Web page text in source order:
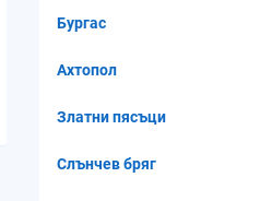
Бургас
Ахтопол
Златни пясъци
Слънчев бряг